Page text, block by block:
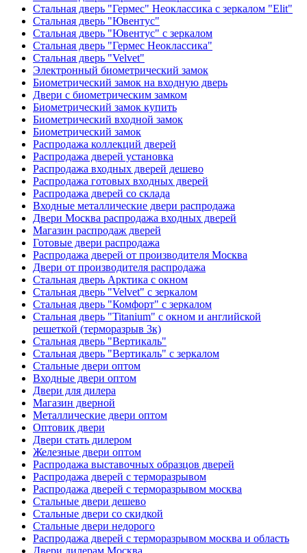
Стальная дверь "Гермес" Неоклассика с зеркалом "Elit"
Стальная дверь "Ювентус"
Стальная дверь "Ювентус" с зеркалом
Стальная дверь "Гермес Неоклассика"
Стальная дверь "Velvet"
Электронный биометрический замок
Биометрический замок на входную дверь
Двери с биометрическим замком
Биометрический замок купить
Биометрический входной замок
Биометрический замок
Распродажа коллекций дверей
Распродажа дверей установка
Распродажа входных дверей дешево
Распродажа готовых входных дверей
Распродажа дверей со склада
Входные металлические двери распродажа
Двери Москва распродажа входных дверей
Магазин распродаж дверей
Готовые двери распродажа
Распродажа дверей от производителя Москва
Двери от производителя распродажа
Стальная дверь Арктика с окном
Стальная дверь "Velvet" с зеркалом
Стальная дверь "Комфорт" с зеркалом
Стальная дверь "Titanium" с окном и английской
решеткой (терморазрыв 3к)
Стальная дверь "Вертикаль"
Стальная дверь "Вертикаль" с зеркалом
Стальные двери оптом
Входные двери оптом
Двери для дилера
Магазин дверной
Металлические двери оптом
Оптовик двери
Двери стать дилером
Железные двери оптом
Распродажа выставочных образцов дверей
Распродажа дверей с терморазрывом
Распродажа дверей с терморазрывом москва
Стальные двери дешево
Стальные двери со скидкой
Стальные двери недорого
Распродажа дверей с терморазрывом москва и область
Двери дилерам Москва